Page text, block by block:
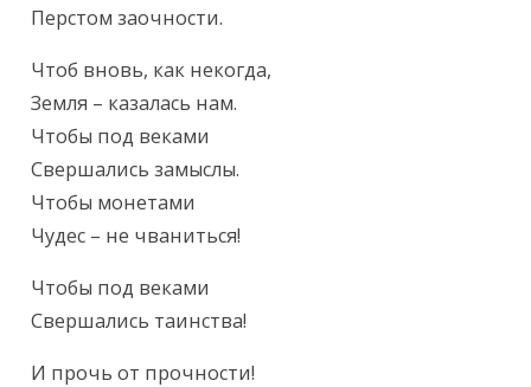
Перстом заочности.
Чтоб вновь, как некогда,
Земля – казалась нам.
Чтобы под веками
Свершались замыслы.
Чтобы монетами
Чудес – не чваниться!
Чтобы под веками
Свершались таинства!
И прочь от прочности!